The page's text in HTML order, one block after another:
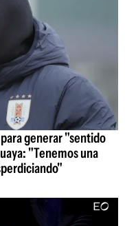
generar "sentido
"Tenemos una